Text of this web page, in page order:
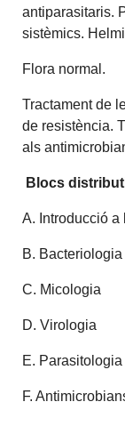
antiparasitaris.
sistèmics.
Flora normal.
Tractament de
de resistència.
als
Blocs
A. Introducció
B. Bacteriologia
C. Micologia
D. Virologia
E. Parasitologia
F.